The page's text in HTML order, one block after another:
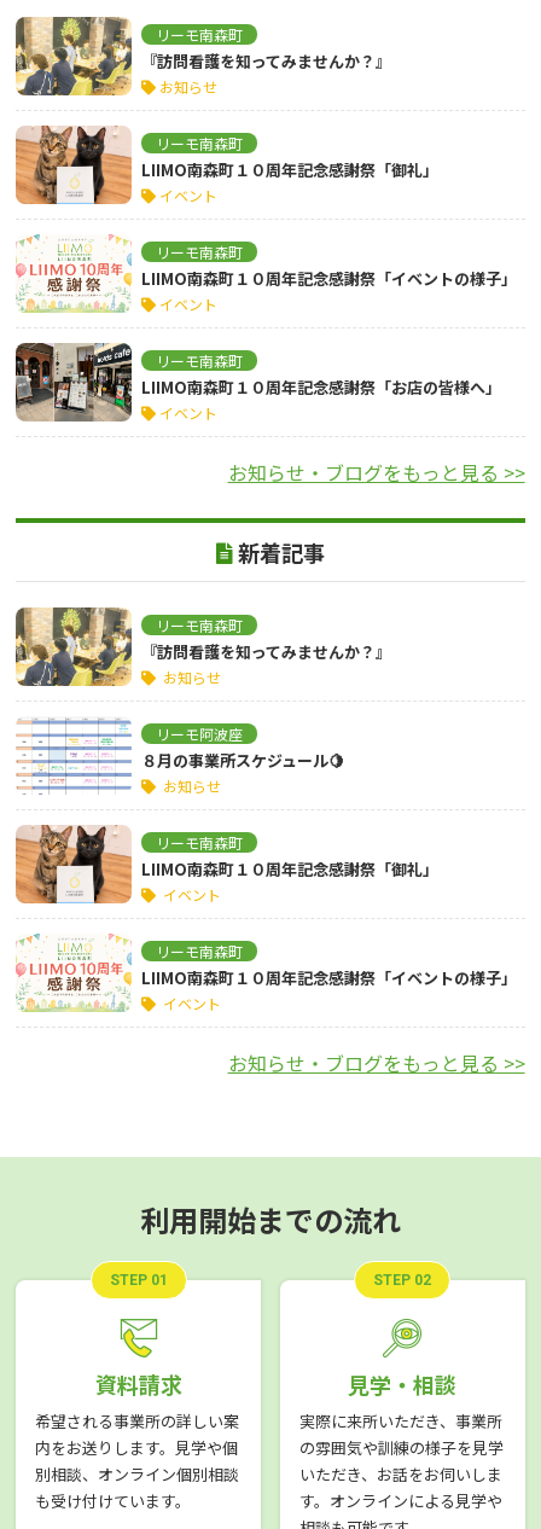
リーモ南森町
『訪問看護を知ってみませんか？』
お知らせ
リーモ南森町
LIIMO南森町１０周年記念感謝祭「御礼」
イベント
リーモ南森町
LIIMO南森町１０周年記念感謝祭「イベントの様子」
イベント
リーモ南森町
LIIMO南森町１０周年記念感謝祭「お店の皆様へ」
イベント
お知らせ・ブログをもっと見る >>
新着記事
リーモ南森町
『訪問看護を知ってみませんか？』
お知らせ
リーモ阿波座
８月の事業所スケジュール🍋
お知らせ
リーモ南森町
LIIMO南森町１０周年記念感謝祭「御礼」
イベント
リーモ南森町
LIIMO南森町１０周年記念感謝祭「イベントの様子」
イベント
お知らせ・ブログをもっと見る >>
利用開始までの流れ
STEP 01
資料請求
希望される事業所の詳しい案
内をお送りします。見学や個
別相談、オンライン個別相談
も受け付けています。
STEP 02
見学・相談
実際に来所いただき、事業所
の雰囲気や訓練の様子を見学
いただき、お話をお伺いしま
す。オンラインによる見学や